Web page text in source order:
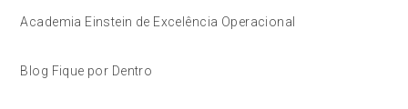
Academia Einstein de Excelência Operacional
Blog Fique por Dentro